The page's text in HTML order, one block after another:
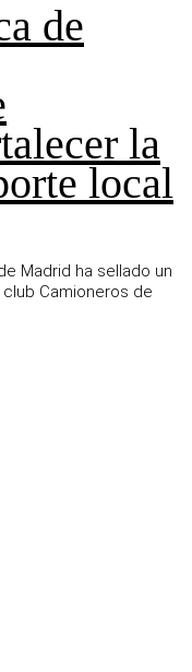
de
la
local
Madrid ha sellado un
Camioneros de